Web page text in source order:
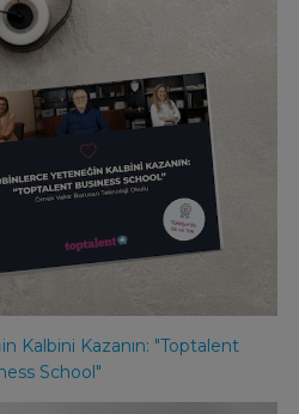
Kalbini Kazanın: "Toptalent
School"